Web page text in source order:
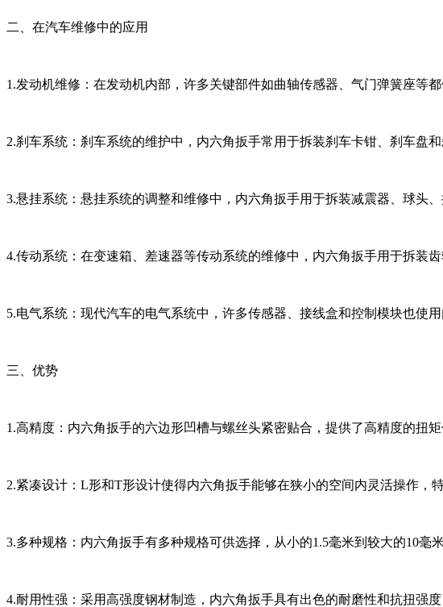
二、在汽车维修中的应用
1.发动机维修：在发动机内部，许多关键部件如曲轴传感器、气门弹簧座等
2.刹车系统：刹车系统的维护中，内六角扳手常用于拆装刹车卡钳、刹车盘
3.悬挂系统：悬挂系统的调整和维修中，内六角扳手用于拆装减震器、球头
4.传动系统：在变速箱、差速器等传动系统的维修中，内六角扳手用于拆装
5.电气系统：现代汽车的电气系统中，许多传感器、接线盒和控制模块也使
三、优势
1.高精度：内六角扳手的六边形凹槽与螺丝头紧密贴合，提供了高精度的扭矩
2.紧凑设计：L形和T形设计使得内六角扳手能够在狭小的空间内灵活操作，
3.多种规格：内六角扳手有多种规格可供选择，从小的1.5毫米到较大的10毫
4.耐用性强：采用高强度钢材制造，内六角扳手具有出色的耐磨性和抗扭强度